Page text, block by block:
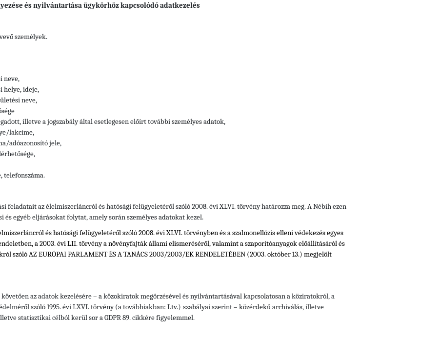
és nyilvántartása ügykörhöz kapcsolódó adatkezelés
személyek.
neve,
helye, ideje,
neve,
illetve a jogszabály által esetlegesen előírt további személyes adatok,
lakcíme,
adóazonosító jele,
telefonszáma.
feladatait az élelmiszerláncról és hatósági felügyeletéről szóló 2008. évi XLVI. törvény határozza meg. A Nébih ezen
egyéb eljárásokat folytat, amely során személyes adatokat kezel.
és hatósági felügyeletéről szóló 2008. évi XLVI. törvényben és a szalmonellózis elleni védekezés egyes
a 2003. évi LII. törvény a növényfajták állami elismeréséről, valamint a szaporítóanyagok előállításáról és
szóló AZ EURÓPAI PARLAMENT ÉS A TANÁCS 2003/2003/EK RENDELETÉBEN (2003. október 13.) megjelölt
az adatok kezelésére – a közokiratok megőrzésével és nyilvántartásával kapcsolatosan a köziratokról, a
szóló 1995. évi LXVI. törvény (a továbbiakban: Ltv.) szabályai szerint – közérdekű archiválás, illetve
statisztikai célból kerül sor a GDPR 89. cikkére figyelemmel.